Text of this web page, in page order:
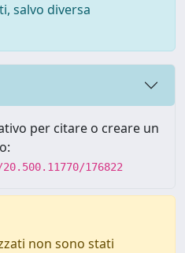
salvo diversa
per citare o creare un
176822
non sono stati